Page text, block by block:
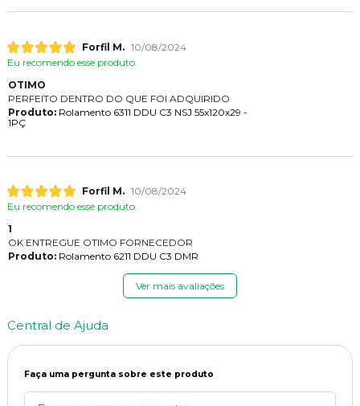
Forfil M. 10/08/2024
Eu recomendo esse produto.
OTIMO
PERFEITO DENTRO DO QUE FOI ADQUIRIDO
Produto:Rolamento 6311 DDU C3 NSJ 55x120x29 -
1PÇ
Forfil M. 10/08/2024
Eu recomendo esse produto.
1
OK ENTREGUE OTIMO FORNECEDOR
Produto:Rolamento 6211 DDU C3 DMR
Ver mais avaliações
Central de Ajuda
Faça uma pergunta sobre este produto